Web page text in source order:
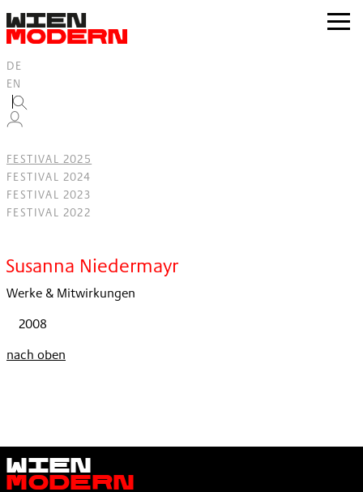
springen
zur
DE
EN
FESTIVAL 2025
FESTIVAL 2024
FESTIVAL 2023
FESTIVAL 2022
Susanna Niedermayr
Werke & Mitwirkungen
2008
nach oben
Wien
Modern